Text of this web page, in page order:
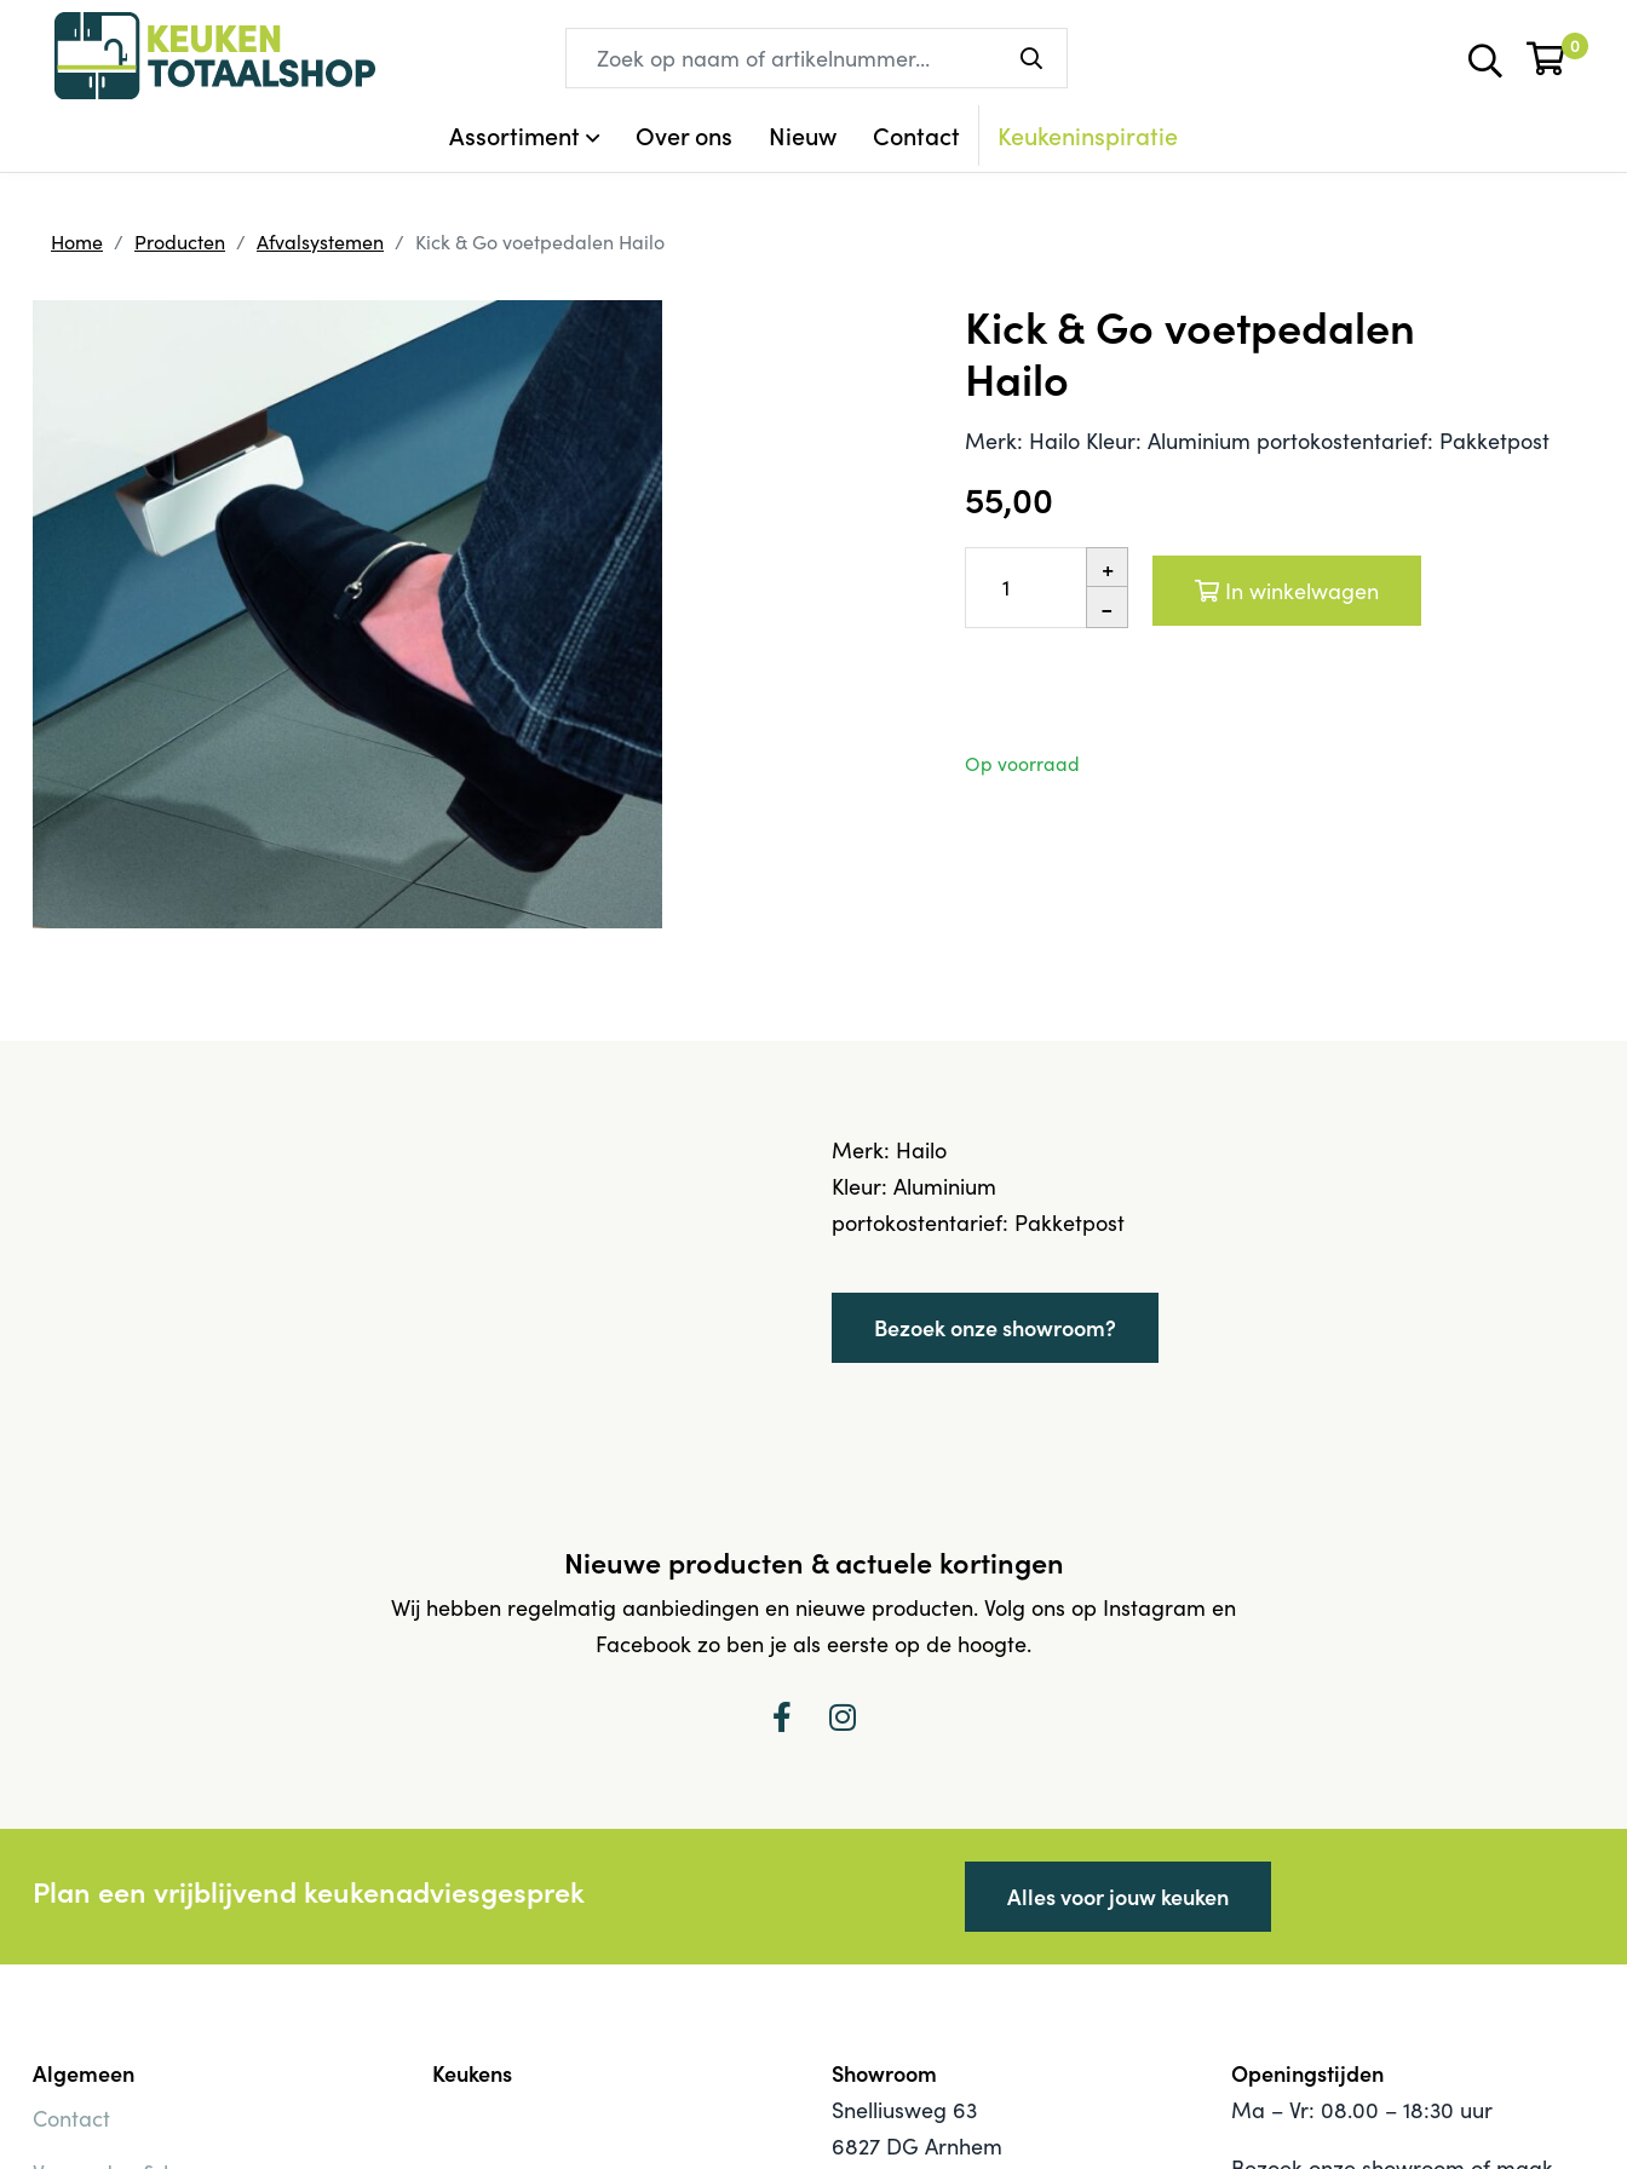
0
Assortiment Over ons Nieuw Contact Keukeninspiratie
Home Producten Afvalsystemen Kick & Go voetpedalen Hailo
Kick & Go voetpedalen
Hailo
Merk: Hailo Kleur: Aluminium portokostentarief: Pakketpost
55,00
+
- In winkelwagen
Op voorraad
Merk: Hailo
Kleur: Aluminium
portokostentarief: Pakketpost
Bezoek onze showroom?
Nieuwe producten & actuele kortingen
Wij hebben regelmatig aanbiedingen en nieuwe producten. Volg ons op Instagram en
Facebook zo ben je als eerste op de hoogte.
Plan een vrijblijvend keukenadviesgesprek Alles voor jouw keuken
Algemeen
Contact
Keukens Showroom
Snelliusweg 63
6827 DG Arnhem
Openingstijden
Ma – Vr: 08.00 – 18:30 uur